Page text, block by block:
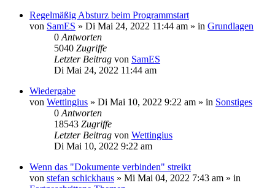
Regelmäßig Absturz beim Programmstart
von SamES » Di Mai 24, 2022 11:44 am » in Grundlagen
0 Antworten
5040 Zugriffe
Letzter Beitrag von SamES
Di Mai 24, 2022 11:44 am
Wiedergabe
von Wettingius » Di Mai 10, 2022 9:22 am » in Sonstiges
0 Antworten
18543 Zugriffe
Letzter Beitrag von Wettingius
Di Mai 10, 2022 9:22 am
Wenn das "Dokumente verbinden" streikt
von stefan schickhaus » Mi Mai 04, 2022 7:43 am » in